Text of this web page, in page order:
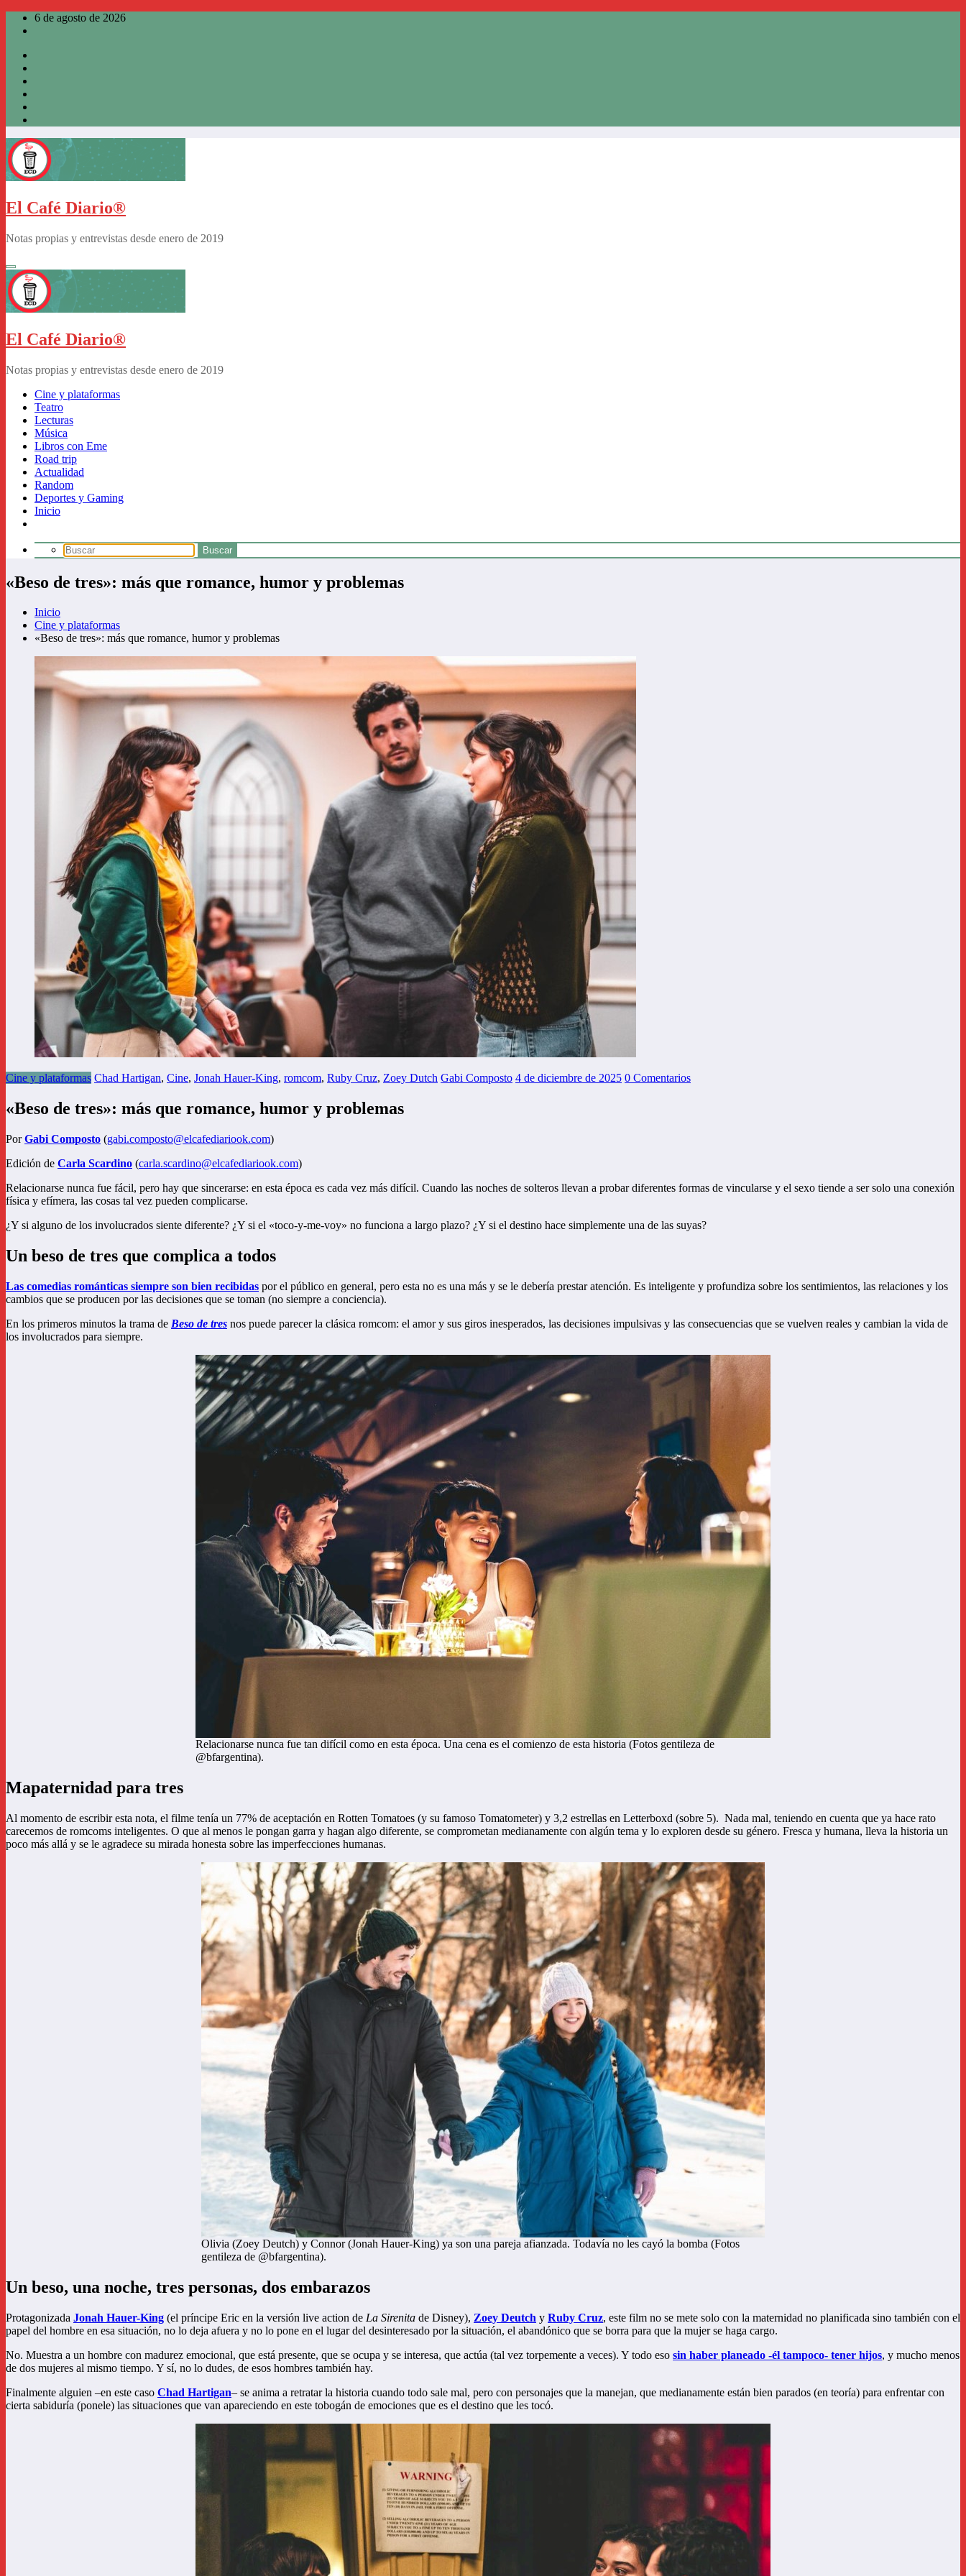
Saltar
6 de agosto de 2026
El Café Diario®
Notas propias y entrevistas desde enero de 2019
El Café Diario®
Notas propias y entrevistas desde enero de 2019
Cine y plataformas
Teatro
Lecturas
Música
Libros con Eme
Road trip
Actualidad
Random
Deportes y Gaming
Inicio
«Beso de tres»: más que romance, humor y problemas
Inicio
Cine y plataformas
«Beso de tres»: más que romance, humor y problemas
Cine y plataformas Chad Hartigan, Cine, Jonah Hauer-King, romcom, Ruby Cruz, Zoey Dutch Gabi Composto 4 de diciembre de 2025 0 Comentarios
«Beso de tres»: más que romance, humor y problemas
PorGabi Composto (gabi.composto@elcafediariook.com)
Edición de Carla Scardino (carla.scardino@elcafediariook.com)
Relacionarse nunca fue fácil, pero hay que sincerarse: en esta época es cada vez más difícil. Cuando las noches de solteros llevan a probar diferentes formas de vincularse y el sexo tiende a ser solo una conexión
física y efímera, las cosas tal vez pueden complicarse.
¿Y si alguno de los involucrados siente diferente? ¿Y si el «toco-y-me-voy» no funciona a largo plazo? ¿Y si el destino hace simplemente una de las suyas?
Un beso de tres que complica a todos
Las comedias románticas siempre son bien recibidas por el público en general, pero esta no es una más y se le debería prestar atención. Es inteligente y profundiza sobre los sentimientos, las relaciones y los
cambios que se producen por las decisiones que se toman (no siempre a conciencia).
En los primeros minutos la trama de Beso de tres nos puede parecer la clásica romcom: el amor y sus giros inesperados, las decisiones impulsivas y las consecuencias que se vuelven reales y cambian la vida de
los involucrados para siempre.
Relacionarse nunca fue tan difícil como en esta época. Una cena es el comienzo de esta historia (Fotos gentileza de
@bfargentina).
Mapaternidad para tres
Al momento de escribir esta nota, el filme tenía un 77% de aceptación en Rotten Tomatoes (y su famoso Tomatometer) y 3,2 estrellas en Letterboxd (sobre 5). Nada mal, teniendo en cuenta que ya hace rato
carecemos de romcoms inteligentes. O que al menos le pongan garra y hagan algo diferente, se comprometan medianamente con algún tema y lo exploren desde su género. Fresca y humana, lleva la historia un
poco más allá y se le agradece su mirada honesta sobre las imperfecciones humanas.
Olivia (Zoey Deutch) y Connor (Jonah Hauer-King) ya son una pareja afianzada. Todavía no les cayó la bomba (Fotos
gentileza de @bfargentina).
Un beso, una noche, tres personas, dos embarazos
Protagonizada Jonah Hauer-King (el príncipe Eric en la versión live action de La Sirenita de Disney), Zoey Deutch y Ruby Cruz, este film no se mete solo con la maternidad no planificada sino también con el
papel del hombre en esa situación, no lo deja afuera y no lo pone en el lugar del desinteresado por la situación, el abandónico que se borra para que la mujer se haga cargo.
No. Muestra a un hombre con madurez emocional, que está presente, que se ocupa y se interesa, que actúa (tal vez torpemente a veces). Y todo eso sin haber planeado -él tampoco- tener hijos, y mucho menos
de dos mujeres al mismo tiempo. Y sí, no lo dudes, de esos hombres también hay.
Finalmente alguien –en este caso Chad Hartigan– se anima a retratar la historia cuando todo sale mal, pero con personajes que la manejan, que medianamente están bien parados (en teoría) para enfrentar con
cierta sabiduría (ponele) las situaciones que van apareciendo en este tobogán de emociones que es el destino que les tocó.